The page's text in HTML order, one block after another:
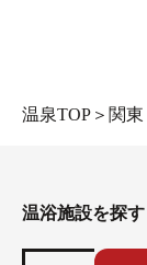
温泉TOP ＞ 関東
温浴施設を探す